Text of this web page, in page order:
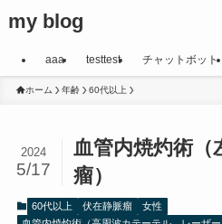
my blog
aaa testtest チャットボット
ホーム 年齢 60代以上
血管内焼灼術（
瘤）
2024
5/17
60代以上 伏在静脈瘤
女性